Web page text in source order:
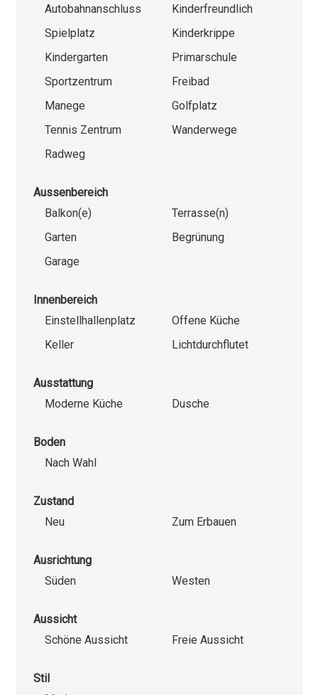
Autobahnanschluss
Kinderfreundlich
Spielplatz
Kinderkrippe
Kindergarten
Primarschule
Sportzentrum
Freibad
Manege
Golfplatz
Tennis Zentrum
Wanderwege
Radweg
Aussenbereich
Balkon(e)
Terrasse(n)
Garten
Begrünung
Garage
Innenbereich
Einstellhallenplatz
Offene Küche
Keller
Lichtdurchflutet
Ausstattung
Moderne Küche
Dusche
Boden
Nach Wahl
Zustand
Neu
Zum Erbauen
Ausrichtung
Süden
Westen
Aussicht
Schöne Aussicht
Freie Aussicht
Stil